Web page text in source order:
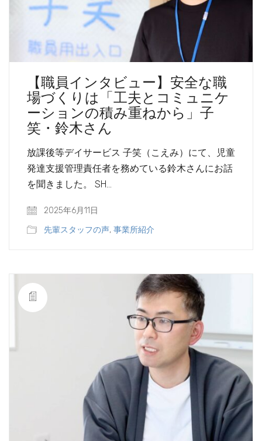
【職員インタビュー】安全な職
場づくりは「工夫とコミュニケ
ーションの積み重ねから」子
笑・鈴木さん
放課後等デイサービス 子笑（こえみ）にて、児童
発達支援管理責任者を務めている鈴木さんにお話
を聞きました。 SH…
2025年6月11日
先輩スタッフの声, 事業所紹介